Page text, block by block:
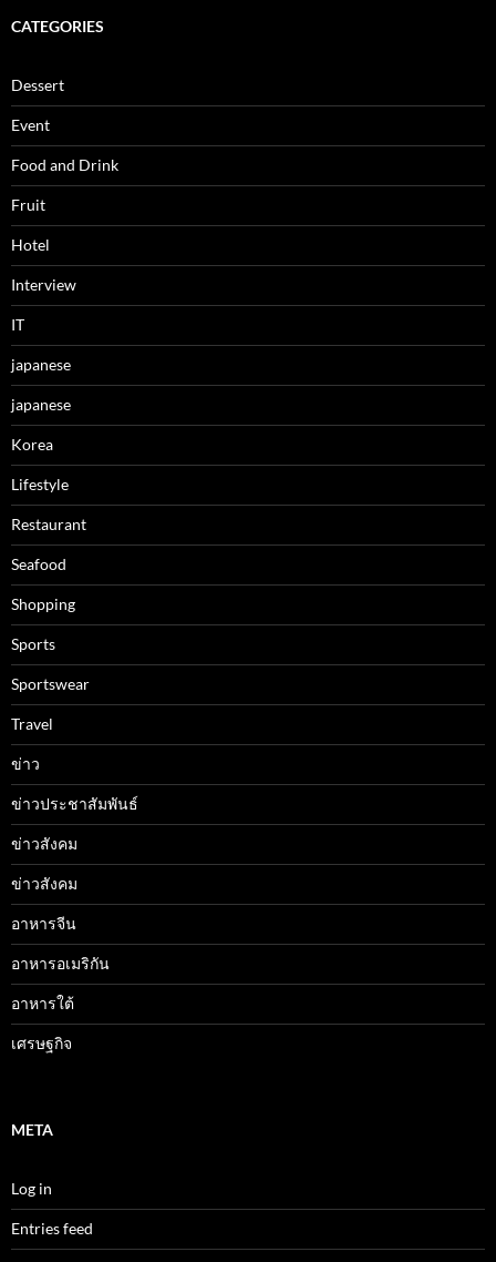
CATEGORIES
Dessert
Event
Food and Drink
Fruit
Hotel
Interview
IT
japanese
japanese
Korea
Lifestyle
Restaurant
Seafood
Shopping
Sports
Sportswear
Travel
ข่าว
ข่าวประชาสัมพันธ์
ข่าวสังคม
ข่าวสังคม
อาหารจีน
อาหารอเมริกัน
อาหารใต้
เศรษฐกิจ
META
Log in
Entries feed